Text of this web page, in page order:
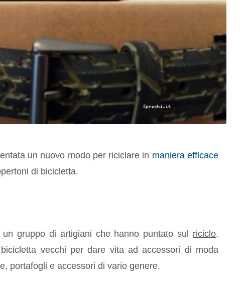
un nuovo modo per riciclare in maniera efficace
di bicicletta.
gruppo di artigiani che hanno puntato sul riciclo.
vecchi per dare vita ad accessori di moda
portafogli e accessori di vario genere.